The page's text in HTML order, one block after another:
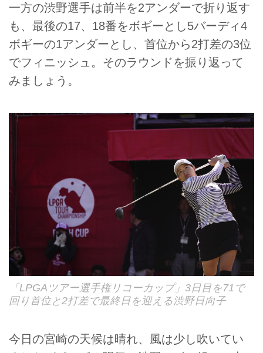
一方の渋野選手は前半を2アンダーで折り返す
も、最後の17、18番をボギーとし5バーディ4
ボギーの1アンダーとし、首位から2打差の3位
でフィニッシュ。そのラウンドを振り返って
みましょう。
「LPGAツアー選手権リコーカップ」3日目を71で
回り首位と2打差で最終日を迎える渋野日向子
今日の宮崎の天候は晴れ、風は少し吹いてい